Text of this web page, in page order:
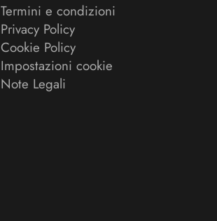
Termini e condizioni
Privacy Policy
Cookie Policy
Impostazioni cookie
Note Legali